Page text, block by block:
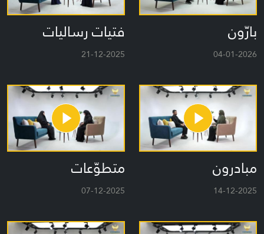
بارّون
04-01-2026
فتيات رساليات
21-12-2025
مبادرون
14-12-2025
متطوّعات
07-12-2025